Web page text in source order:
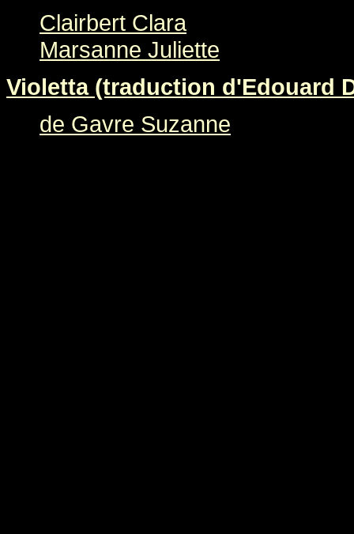
Clairbert Clara
Marsanne Juliette
Violetta (traduction d'Edouard
de Gavre Suzanne